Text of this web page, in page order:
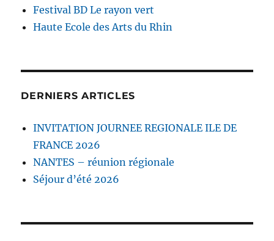
Festival BD Le rayon vert
Haute Ecole des Arts du Rhin
DERNIERS ARTICLES
INVITATION JOURNEE REGIONALE ILE DE
FRANCE 2026
NANTES – réunion régionale
Séjour d’été 2026